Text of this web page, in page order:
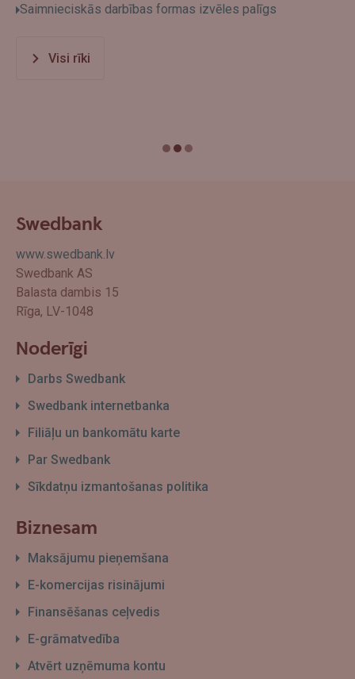
Saimnieciskās darbības formas izvēles palīgs
Visi rīki
Swedbank
www.swedbank.lv
Swedbank AS
Balasta dambis 15
Rīga, LV-1048
Noderīgi
Darbs Swedbank
Swedbank internetbanka
Filiāļu un bankomātu karte
Par Swedbank
Sīkdatņu izmantošanas politika
Biznesam
Maksājumu pieņemšana
E-komercijas risinājumi
Finansēšanas ceļvedis
E-grāmatvedība
Atvērt uzņēmuma kontu